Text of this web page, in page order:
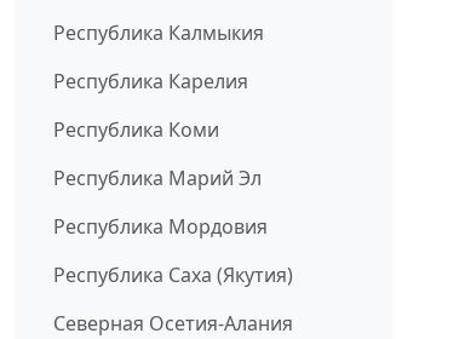
Республика Калмыкия
Республика Карелия
Республика Коми
Республика Марий Эл
Республика Мордовия
Республика Саха (Якутия)
Северная Осетия-Алания